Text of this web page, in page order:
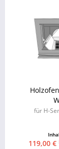
für H-
119,00 €